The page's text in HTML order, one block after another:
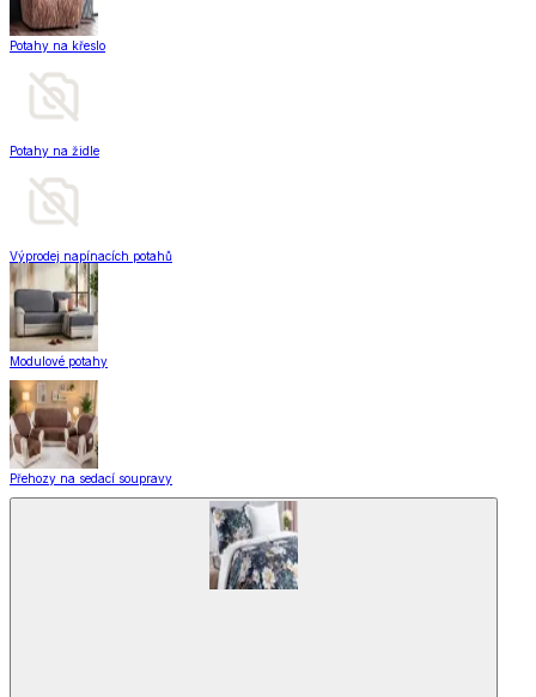
Potahy na křeslo
Potahy na židle
Výprodej napínacích potahů
Modulové potahy
Přehozy na sedací soupravy